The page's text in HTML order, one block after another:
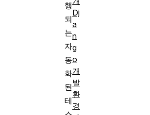
행
되
는
자
동
화
된
테
Dj
a
n
g
o
개
발
환
경